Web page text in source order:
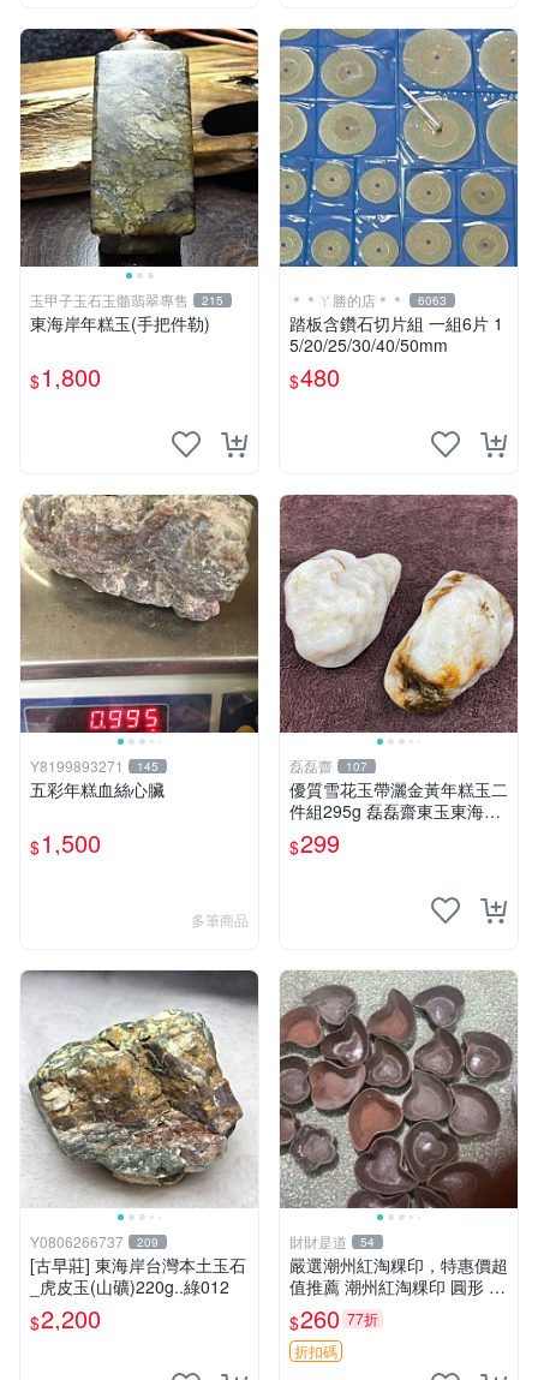
玉甲子玉石玉髓翡翠專售 215
東海岸年糕玉(手把件勒)
$1,800
＊＊ㄚ勝的店＊＊ 6063
踏板含鑽石切片組 一組6片 1
5/20/25/30/40/50mm
$480
Y8199893271 145
五彩年糕血絲心臟
$1,500
多筆商品
磊磊齋 107
優質雪花玉帶灑金黃年糕玉二
件組295g 磊磊齋東玉東海岸
心臟石皮蛋青老麥芽黑鬼年糕
玉血絲碧玉油質虎斑魚卵碧玉
寶藏首飾寶石珠寶首飾壽山石
$299
Y0806266737 209
[古早莊] 東海岸台灣本土玉石
_虎皮玉(山礦)220g..綠012
$2,200
財財是道 54
嚴選潮州紅淘粿印，特惠價超
值推薦 潮州紅淘粿印 圓形 淀
粉 印模 菜餚
$260 77折
折扣碼